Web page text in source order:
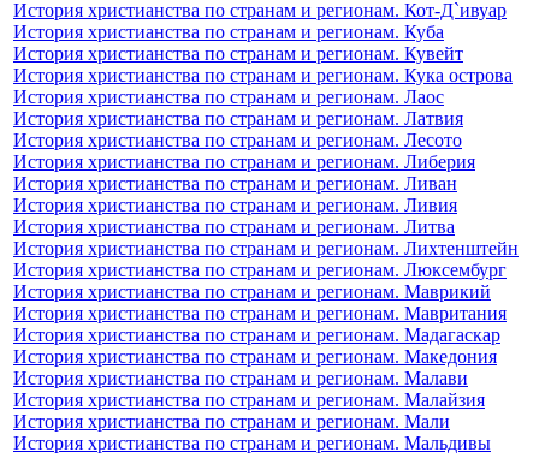
История христианства по странам и регионам. Кот-Д`ивуар
История христианства по странам и регионам. Куба
История христианства по странам и регионам. Кувейт
История христианства по странам и регионам. Кука острова
История христианства по странам и регионам. Лаос
История христианства по странам и регионам. Латвия
История христианства по странам и регионам. Лесото
История христианства по странам и регионам. Либерия
История христианства по странам и регионам. Ливан
История христианства по странам и регионам. Ливия
История христианства по странам и регионам. Литва
История христианства по странам и регионам. Лихтенштейн
История христианства по странам и регионам. Люксембург
История христианства по странам и регионам. Маврикий
История христианства по странам и регионам. Мавритания
История христианства по странам и регионам. Мадагаскар
История христианства по странам и регионам. Македония
История христианства по странам и регионам. Малави
История христианства по странам и регионам. Малайзия
История христианства по странам и регионам. Мали
История христианства по странам и регионам. Мальдивы